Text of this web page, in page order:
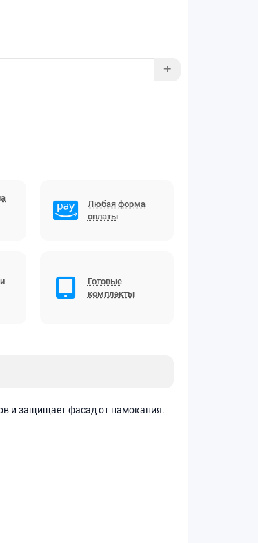
Любая форма
оплаты
Готовые
комплекты
и защищает фасад от намокания.